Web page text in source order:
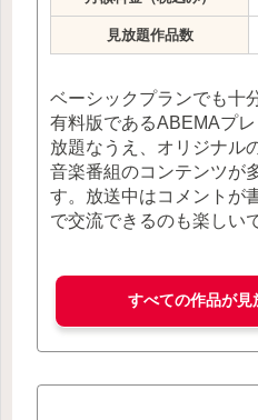
見放題作品数
ベーシックプランでも十
有料版であるABEMAプ
放題なうえ、オリジナル
音楽番組のコンテンツが
す。放送中はコメントが
で交流できるのも楽しい
すべての作品が見